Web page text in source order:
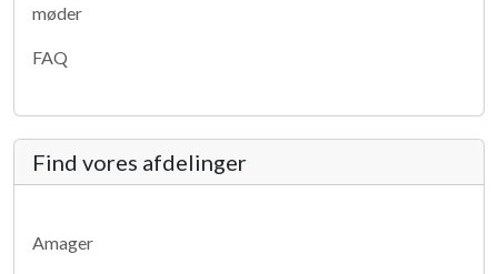
møder
FAQ
Find vores afdelinger
Amager